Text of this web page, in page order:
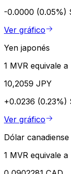
-0.0000 (0.05%)
Ver gráfico
Yen japonés
1 MVR equivale a
10,2059 JPY
+0.0236 (0.23%)
Ver gráfico
Dólar canadiense
1 MVR equivale a